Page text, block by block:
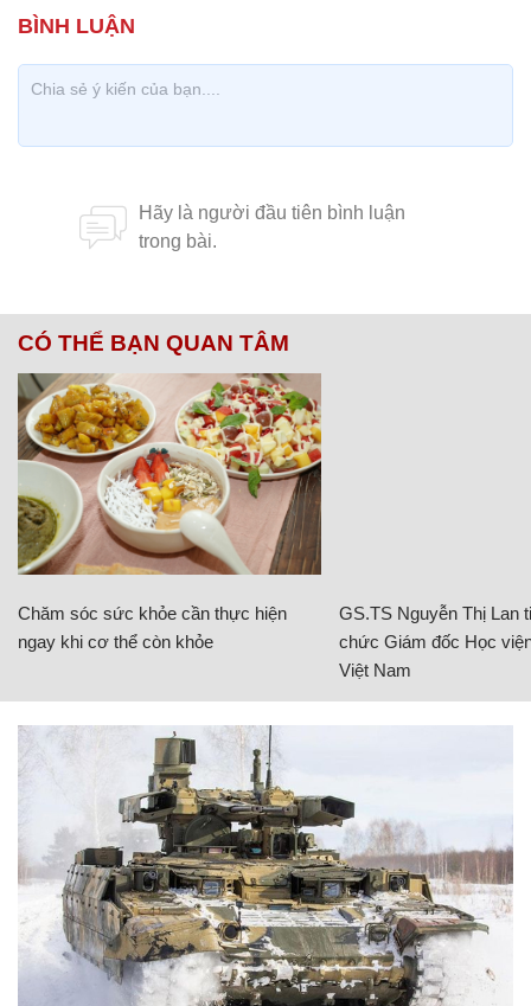
CÓ THỂ BẠN QUAN TÂM
Chăm sóc sức khỏe cần thực hiện
ngay khi cơ thể còn khỏe
GS.TS Nguyễn Thị Lan
chức Giám đốc Học
Việt Nam